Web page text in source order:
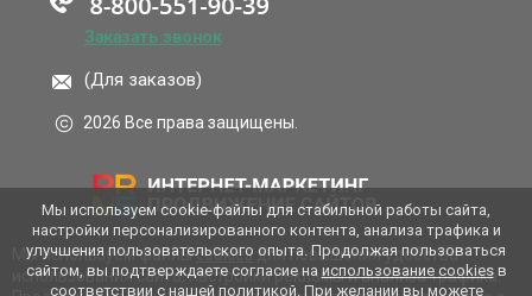
Заказать звонок
(Для заказов)
2026 Все права защищены.
Мы используем файлыcookies для повышения удобства
использования сайта, настройки рекламы и анализа трафика.
Мы используем cookie-файлы для стабильной работы сайта,
настройки персонализированного контента, анализа трафика и
улучшения пользовательского опыта. Продолжая пользоваться
сайтом, вы подтверждаете согласие на использование cookiesв
соответствии с нашей политикой. При желании вы можете